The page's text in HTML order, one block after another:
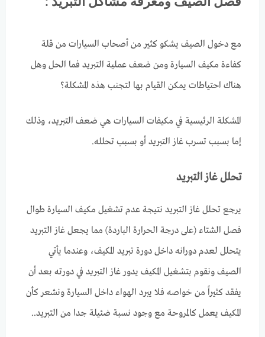
مع دخول الصيف يشكو كثير من أصحاب السيارات من قلة
كفاءة مكيف السيارة ومن ضعف عملية التبريد فما الحل وهل
هناك احتياطات يمكن القيام بها لتجنب هذه المشكلة؟
المشكلة الرئيسية في مكيفات السيارات هي ضعف التبريد، وذلك
إما بسبب تسرب غاز التبريد أو بسبب تحلله.
تحللغازالتبريد
يرجع تحلل غاز التبريد نتيجة عدم تشغيل مكيف السيارة طوال
فصل الشتاء (على درجة الحرارة الباردة) مما يجعل غاز التبريد
يتحلل لعدم دورانه داخل دورة تبريد المكيف، وعندما يأتي
الصيف ونقوم بتشغيل المكيف يدور غاز التبريد في دورته بعد أن
يفقد كثيراً من خواصه فلا يبرد الهواء داخل السيارة ونشعر كأن
المكيف يعمل كالمروحة مع وجود نسبة ضئيلة جدا من التبريد..